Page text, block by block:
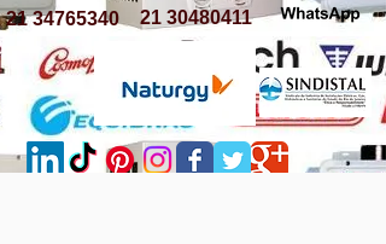
21 30480411
21 34765340